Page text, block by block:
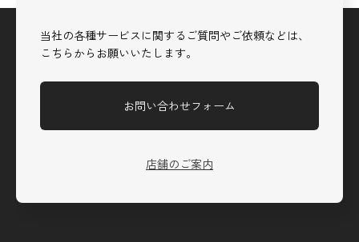
当社の各種サービスに関するご質問やご依頼などは、
こちらからお願いいたします。
お問い合わせフォーム
店舗のご案内